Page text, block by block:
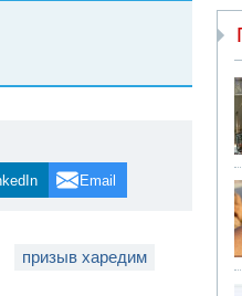
Email
призыв харедим